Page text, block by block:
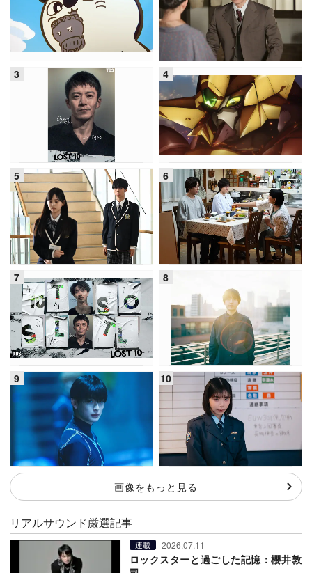
画像をもっと見る
リアルサウンド厳選記事
連載 2026.07.11
ロックスターと過ごした記憶：櫻井敦